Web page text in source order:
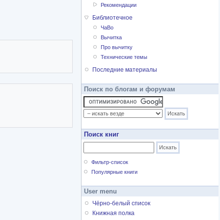
Рекомендации
Библиотечное
ЧаВо
Вычитка
Про вычитку
Технические темы
Последние материалы
Поиск по блогам и форумам
Поиск книг
Фильтр-список
Популярные книги
User menu
Чёрно-белый список
Книжная полка